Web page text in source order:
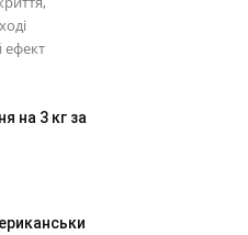
ефект
на 3 кг за